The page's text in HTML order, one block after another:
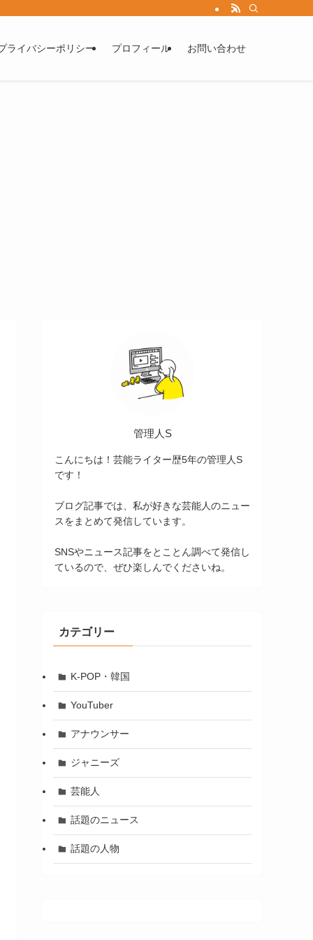
ライバシーポリシー プロフィール お問い合わせ
管理人S
こんにちは！芸能ライター歴5年の管理人S
です！
ブログ記事では、私が好きな芸能人のニュー
スをまとめて発信しています。
SNSやニュース記事をとことん調べて発信し
ているので、ぜひ楽しんでくださいね。
カテゴリー
K-POP・韓国
YouTuber
アナウンサー
ジャニーズ
芸能人
話題のニュース
話題の人物